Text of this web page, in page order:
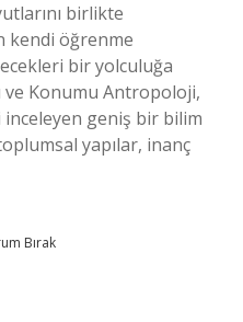
birlikte
kendi öğrenme
bir yolculuğa
ve Konumu Antropoloji,
geniş bir bilim
yapılar, inanç
Bırak